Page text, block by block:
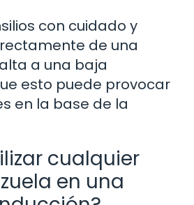
con cuidado y
de una
a una baja
esto puede provocar
en la base de la
cualquier
en una